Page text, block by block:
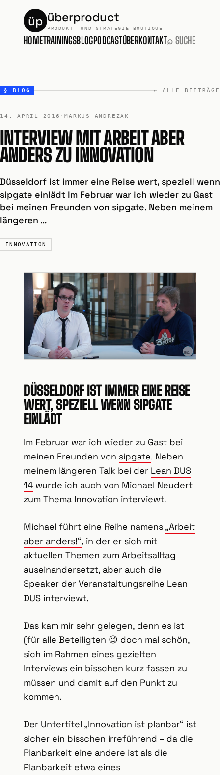
üp überproduct
PRODUKT- UND STRATEGIE-BOUTIQUE
HOMETRAININGSBLOGPODCASTÜBERKONTAKT⌕ SUCHE
§ BLOG ← ALLE BEITRÄGE
14. APRIL 2016 ·MARKUS ANDREZAK
INTERVIEW MIT ARBEIT ABER
ANDERS ZU INNOVATION
Düsseldorf ist immer eine Reise wert, speziell wenn
sipgate einlädt Im Februar war ich wieder zu Gast
bei meinen Freunden von sipgate. Neben meinem
längeren …
INNOVATION
DÜSSELDORF IST IMMER EINE REISE
WERT, SPEZIELL WENN SIPGATE
EINLÄDT
Im Februar war ich wieder zu Gast bei
meinen Freunden von sipgate. Neben
meinem längeren Talk bei der Lean DUS
14 wurde ich auch von Michael Neudert
zum Thema Innovation interviewt.
Michael führt eine Reihe namens „Arbeit
aber anders!“, in der er sich mit
aktuellen Themen zum Arbeitsalltag
auseinandersetzt, aber auch die
Speaker der Veranstaltungsreihe Lean
DUS interviewt.
Das kam mir sehr gelegen, denn es ist
(für alle Beteiligten 😉 doch mal schön,
sich im Rahmen eines gezielten
Interviews ein bisschen kurz fassen zu
müssen und damit auf den Punkt zu
kommen.
Der Untertitel „Innovation ist planbar“ ist
sicher ein bisschen irreführend – da die
Planbarkeit eine andere ist als die
Planbarkeit etwa eines